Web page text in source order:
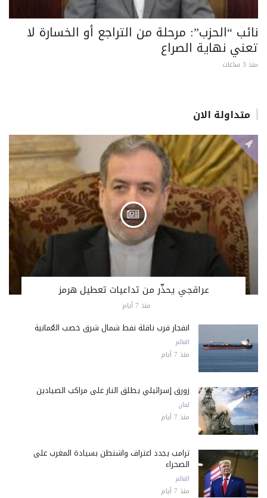
نائب “الحزب”: مرحلة من التراجع أو الخسارة لا
تعني نهاية الصراع
منذ 3 ساعات
متداولة الان
عراقجي يحذّر من تداعيات تعطيل هرمز
منذ 7 أيام
انفجار قرب ناقلة نفط شمال شرق خصب العُمانية
العالم
منذ 7 أيام
زورق إسرائيلي يطلق النار على مراكب الصيادين
لبنان
منذ 7 أيام
ترامب يجدد اعتراف واشنطن بسيادة المغرب على
الصحراء
العالم
منذ 7 أيام